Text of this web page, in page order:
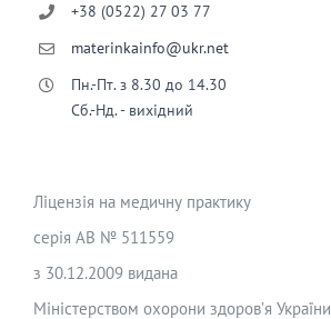
+38 (0522) 27 03 77
materinkainfo@ukr.net
Пн.-Пт. з 8.30 до 14.30
Сб.-Нд. - вихідний
Ліцензія на медичну практику
серія АВ № 511559
з 30.12.2009 видана
Міністерством охорони здоров’я України